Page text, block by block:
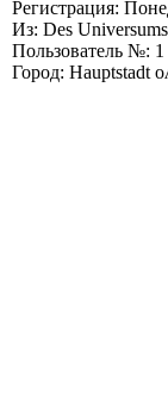
Регистрация:
Из: Des Universums
Пользователь №: 1
Город: Hauptstadt